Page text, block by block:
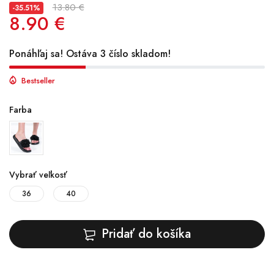
-35.51% 13.80 €
8.90 €
Ponáhľaj sa! Ostáva 3 číslo skladom!
Bestseller
Farba
Vybrať veľkosť
36 40
Pridať do košíka